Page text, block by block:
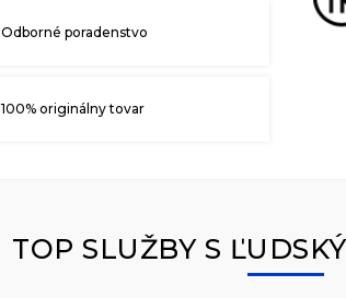
Odborné poradenstvo
100% originálny tovar
TOP SLUŽBY S